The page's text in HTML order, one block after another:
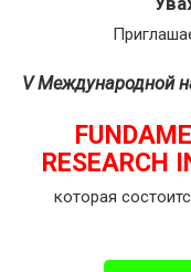
V Международной
RESEARCH
которая